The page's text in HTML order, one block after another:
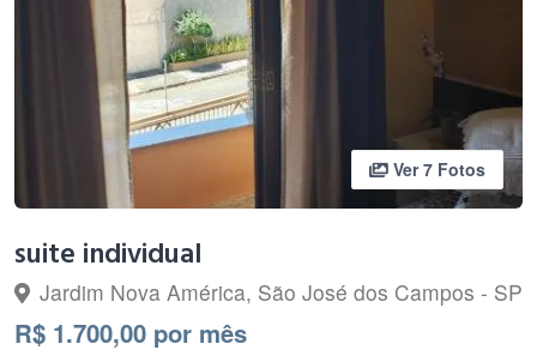
Ver 7 Fotos
suite individual
Jardim Nova América, São José dos Campos - SP
R$ 1.700,00 por mês